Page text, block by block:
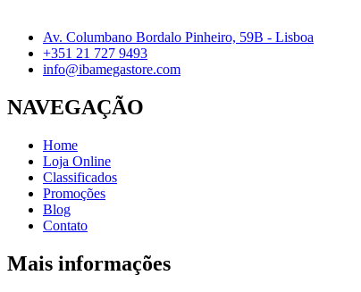
Av. Columbano Bordalo Pinheiro, 59B - Lisboa
+351 21 727 9493
info@ibamegastore.com
NAVEGAÇÃO
Home
Loja Online
Classificados
Promoções
Blog
Contato
Mais informações